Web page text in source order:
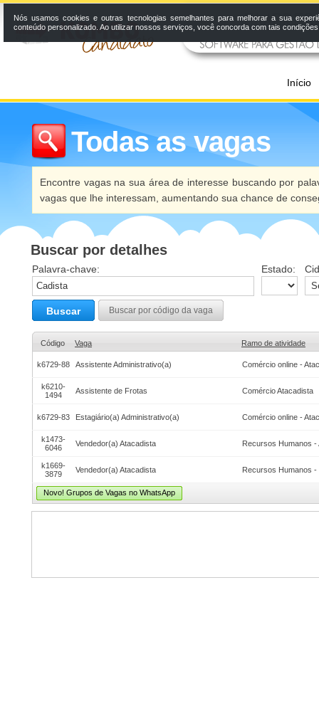
Início
Todas as vagas
Encontre vagas na sua área de interesse buscando por
vagas que lhe interessam, aumentando sua chance de
Buscar por detalhes
Palavra-chave: Estado:
Buscar Buscar por código da vaga
Código Vaga Ramo de atividade
k6729-88 Assistente Administrativo(a) Comércio online -
k6210-
1494
Assistente de Frotas Comércio Atacadista
k6729-83 Estagiário(a) Administrativo(a) Comércio online -
k1473-
6046
Vendedor(a) Atacadista Recursos Humanos -
k1669-
3879
Vendedor(a) Atacadista Recursos Humanos -
Novo! Grupos de Vagas no WhatsApp
Nós usamos cookies e outras tecnologias semelhantes para melhorar a sua
conteúdo personalizado. Ao utilizar nossos serviços, você concorda com tais